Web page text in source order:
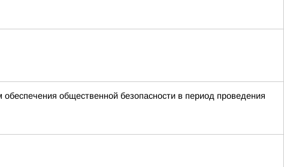
общественной безопасности в период проведения